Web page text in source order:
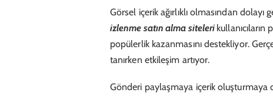
Görsel içerik ağırlıklı olmasından dolayı
izlenme satın alma siteleri
popülerlik kazanmasını destekliyor.
tanırken etkileşim artıyor.
Gönderi paylaşmaya içerik oluşturmaya